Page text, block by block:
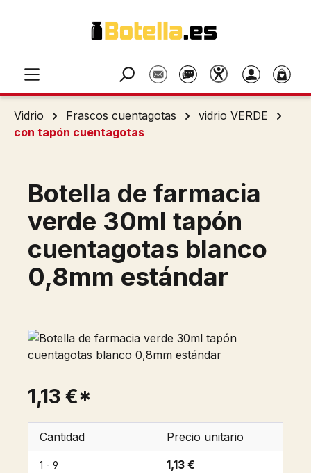
Vidrio Frascos cuentagotas
vidrio VERDE
con tapón cuentagotas
Botella de farmacia
verde 30ml tapón
cuentagotas blanco
0,8mm estándar
1,13 €*
Cantidad Precio unitario
1 - 9 1,13 €